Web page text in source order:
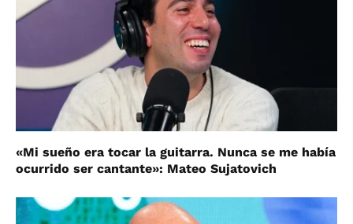
«Mi sueño era tocar la guitarra. Nunca se me había
ocurrido ser cantante»: Mateo Sujatovich